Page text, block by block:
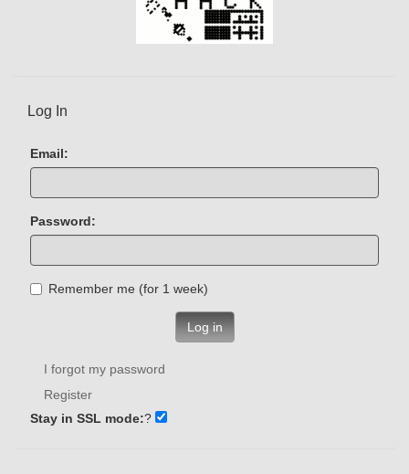
Log In
Email:
Password:
Remember me (for 1 week)
Log in
I forgot my password
Register
Stay in SSL mode:?